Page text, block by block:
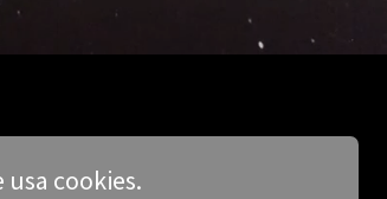
usa cookies.